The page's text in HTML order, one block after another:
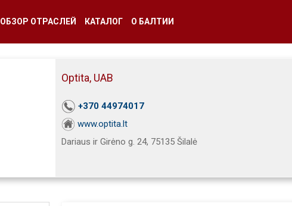
ОБЗОР ОТРАСЛЕЙ КАТАЛОГ О БАЛТИИ
Optita, UAB
+370 44974017
www.optita.lt
Dariaus ir Girėno g. 24, 75135 Šilalė